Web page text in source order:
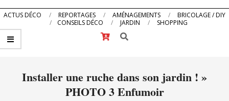
Primary
Navigation
Menu
ACTUS DÉCO REPORTAGES AMÉNAGEMENTS
BRICOLAGE / DIY
CONSEILS DÉCO
JARDIN
SHOPPING
Search
Installer une ruche dans son jardin ! »
PHOTO 3 Enfumoir